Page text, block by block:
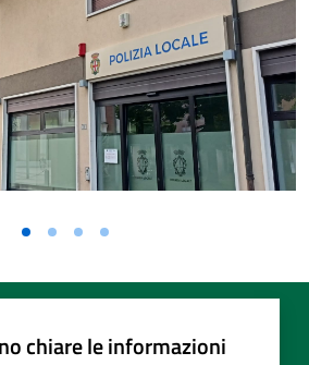
chiare le informazioni